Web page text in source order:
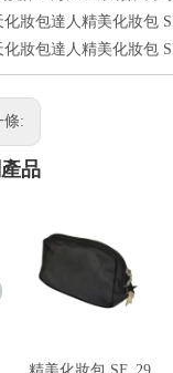
化妝包達人精美化妝包
化妝包達人精美化妝包
條:
品